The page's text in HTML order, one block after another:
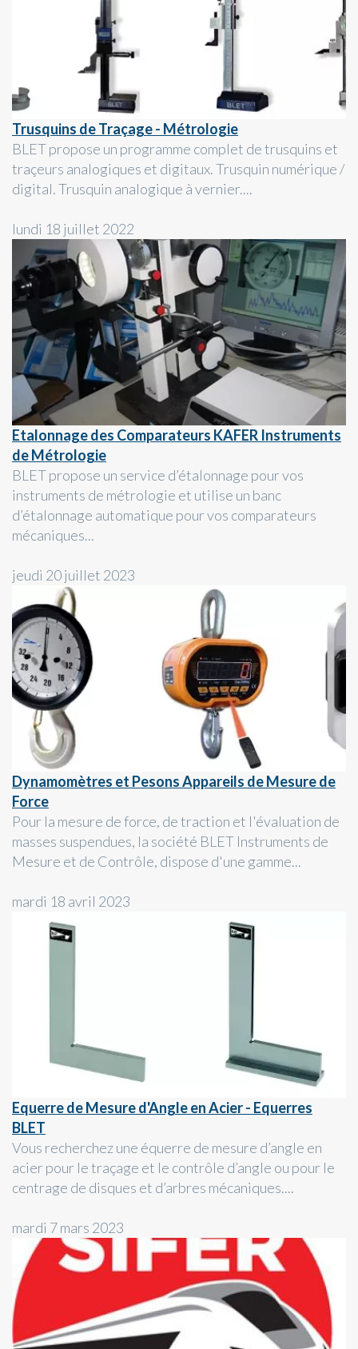
Trusquins de Traçage - Métrologie
BLET propose un programme complet de trusquins et
traçeurs analogiques et digitaux. Trusquin numérique /
digital. Trusquin analogique à vernier....
lundi 18 juillet 2022
Etalonnage des Comparateurs KAFER Instruments
de Métrologie
BLET propose un service d’étalonnage pour vos
instruments de métrologie et utilise un banc
d’étalonnage automatique pour vos comparateurs
mécaniques...
jeudi 20 juillet 2023
Dynamomètres et Pesons Appareils de Mesure de
Force
Pour la mesure de force, de traction et l'évaluation de
masses suspendues, la société BLET Instruments de
Mesure et de Contrôle, dispose d'une gamme...
mardi 18 avril 2023
Equerre de Mesure d'Angle en Acier - Equerres
BLET
Vous recherchez une équerre de mesure d’angle en
acier pour le traçage et le contrôle d’angle ou pour le
centrage de disques et d’arbres mécaniques....
mardi 7 mars 2023